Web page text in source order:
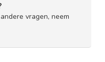
vragen, neem